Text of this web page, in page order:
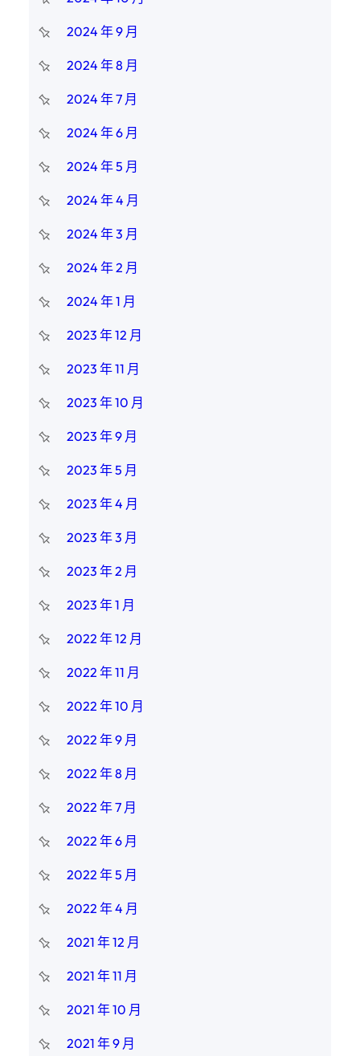
2024 年 9 月
2024 年 8 月
2024 年 7 月
2024 年 6 月
2024 年 5 月
2024 年 4 月
2024 年 3 月
2024 年 2 月
2024 年 1 月
2023 年 12 月
2023 年 11 月
2023 年 10 月
2023 年 9 月
2023 年 5 月
2023 年 4 月
2023 年 3 月
2023 年 2 月
2023 年 1 月
2022 年 12 月
2022 年 11 月
2022 年 10 月
2022 年 9 月
2022 年 8 月
2022 年 7 月
2022 年 6 月
2022 年 5 月
2022 年 4 月
2021 年 12 月
2021 年 11 月
2021 年 10 月
2021 年 9 月